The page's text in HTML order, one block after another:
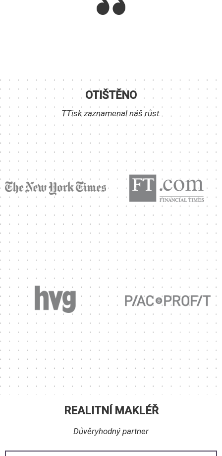
OTIŠTĚNO
TTisk zaznamenal náš růst.
REALITNÍ MAKLÉŘ
Důvěryhodný partner